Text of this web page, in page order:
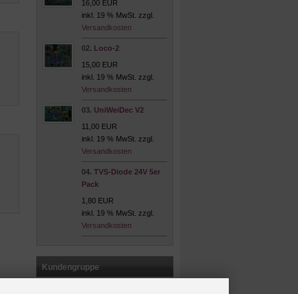
16,00 EUR
inkl. 19 % MwSt. zzgl.
Versandkosten
02. Loco-2
15,00 EUR
inkl. 19 % MwSt. zzgl.
Versandkosten
03. UniWeiDec V2
11,00 EUR
inkl. 19 % MwSt. zzgl.
Versandkosten
04. TVS-Diode 24V 5er
Pack
1,80 EUR
inkl. 19 % MwSt. zzgl.
Versandkosten
Kundengruppe